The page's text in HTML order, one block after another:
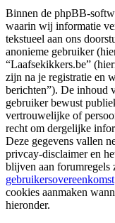
Binnen de phpBB-
waarin wij informatie
tekstueel aan ons
anonieme gebruiker
“Laafsekikkers.be”
zijn na je registratie en
berichten”). De inhoud
gebruiker bewust
vertrouwelijke of
recht om dergelijke
Deze gegevens vallen
privcay-disclaimer en
blijven aan forumregels
gebruikersovereenkomst
cookies aanmaken
hieronder.